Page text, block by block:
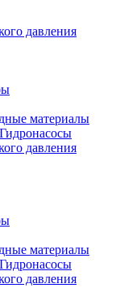
давления
материалы
давления
материалы
давления